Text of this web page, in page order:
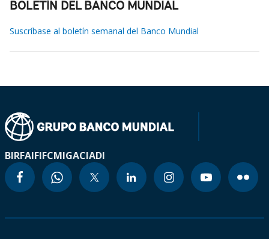
BOLETÍN DEL BANCO MUNDIAL
Suscríbase al boletín semanal del Banco Mundial
BIRFAIFIFCMIGACIADI